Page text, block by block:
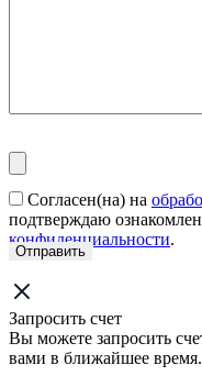
Согласен(на) на
подтверждаю
конфиденциальности.
Запросить счет
Вы можете запросить
вами в ближайшее время.